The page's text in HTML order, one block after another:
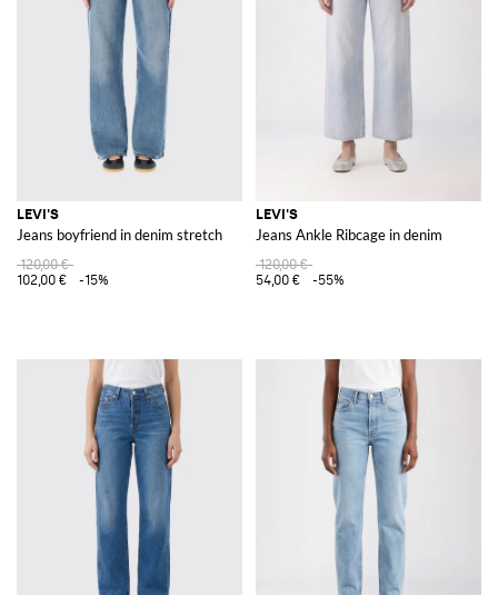
LEVI'S
Jeans boyfriend in denim stretch
120,00 €
102,00 €
-15%
LEVI'S
Jeans Ankle Ribcage in denim
120,00 €
54,00 €
-55%